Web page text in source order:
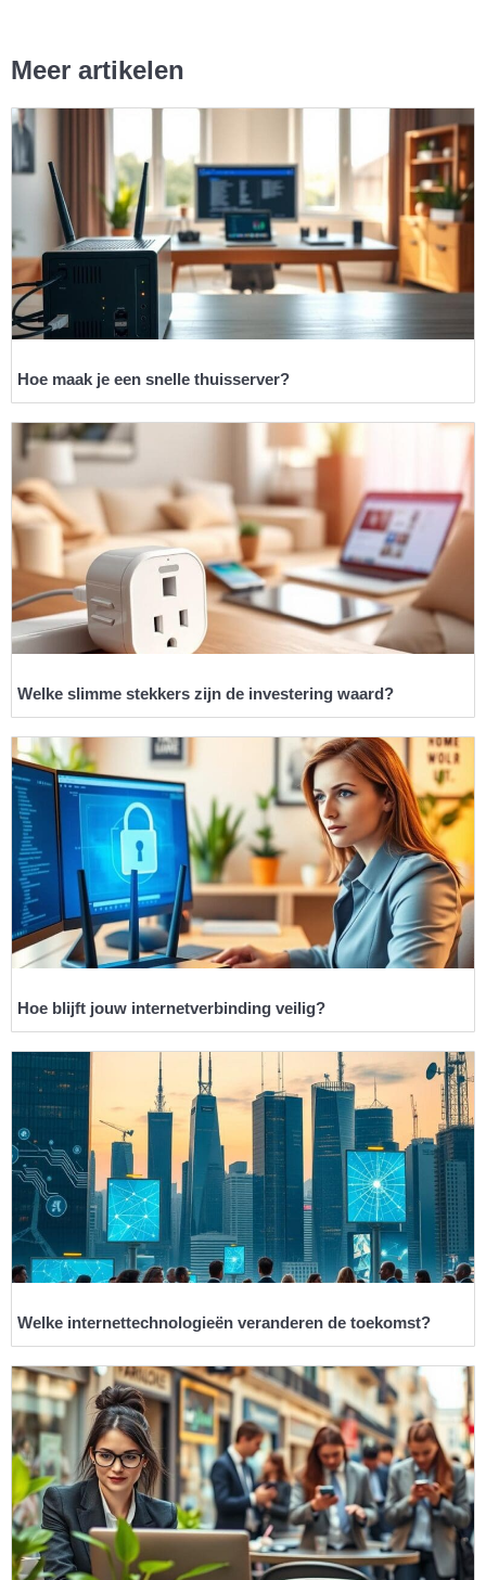
Meer artikelen
Hoe maak je een snelle thuisserver?
Welke slimme stekkers zijn de investering waard?
Hoe blijft jouw internetverbinding veilig?
Welke internettechnologieën veranderen de toekomst?